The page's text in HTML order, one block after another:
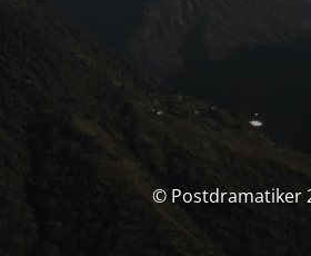
© Postdramatiker